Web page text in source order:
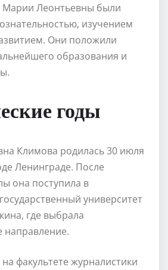
Леонтьевны были
изучением
Они положили
образования и
годы
Климова родилась 30 июля
Ленинграде. После
она поступила в
университет
где выбрала
направление.
факультете журналистики